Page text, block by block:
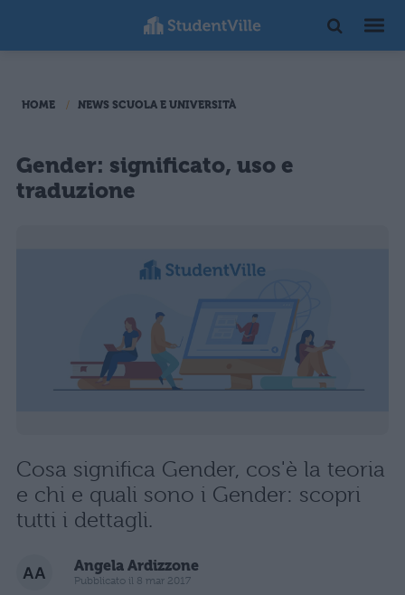
HOME NEWS SCUOLA E UNIVERSITÀ
Gender: significato, uso e
traduzione
Cosa significa Gender, cos'è la teoria
e chi e quali sono i Gender: scopri
tutti i dettagli.
Angela Ardizzone
Pubblicato il 8 mar 2017